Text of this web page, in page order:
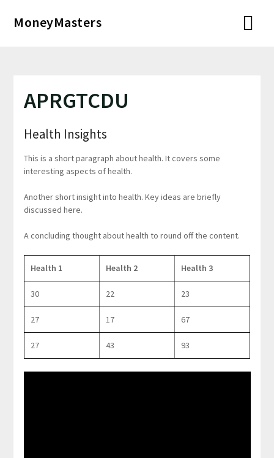
MoneyMasters
APRGTCDU
Health Insights
This is a short paragraph about health. It covers some
interesting aspects of health.
Another short insight into health. Key ideas are briefly
discussed here.
A concluding thought about health to round off the content.
Health 1 Health 2 Health 3
30 22 23
27 17 67
27 43 93